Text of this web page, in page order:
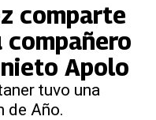
comparte
Apolo
tuvo una
de Año.